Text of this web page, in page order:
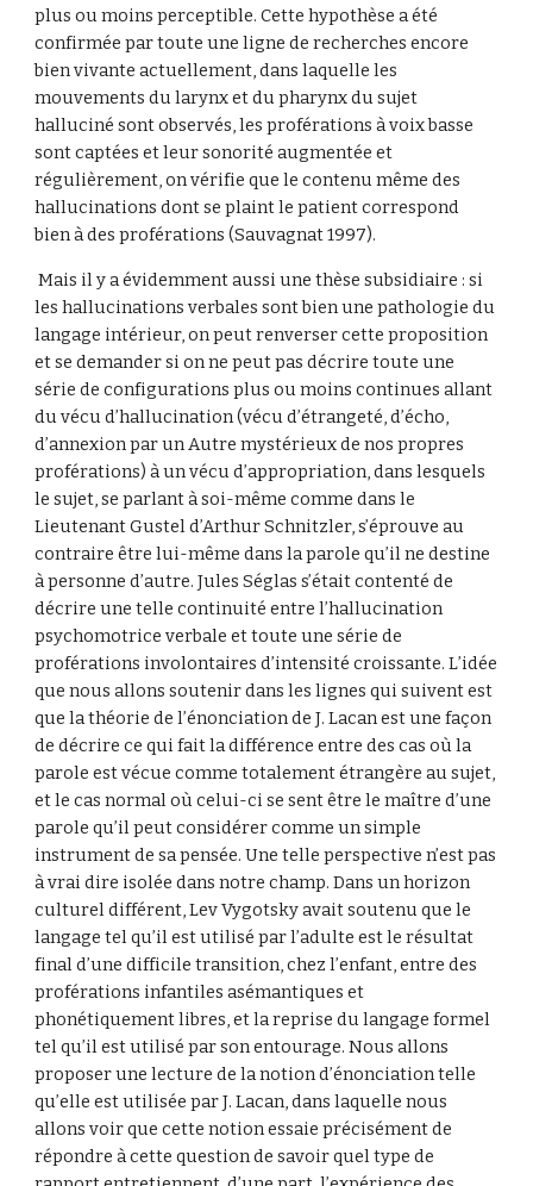
plus ou moins perceptible. Cette hypothèse a été
confirmée par toute une ligne de recherches encore
bien vivante actuellement, dans laquelle les
mouvements du larynx et du pharynx du sujet
halluciné sont observés, les proférations à voix basse
sont captées et leur sonorité augmentée et
régulièrement, on vérifie que le contenu même des
hallucinations dont se plaint le patient correspond
bien à des proférations (Sauvagnat 1997).
Mais il y a évidemment aussi une thèse subsidiaire : si
les hallucinations verbales sont bien une pathologie du
langage intérieur, on peut renverser cette proposition
et se demander si on ne peut pas décrire toute une
série de configurations plus ou moins continues allant
du vécu d’hallucination (vécu d’étrangeté, d’écho,
d’annexion par un Autre mystérieux de nos propres
proférations) à un vécu d’appropriation, dans lesquels
le sujet, se parlant à soi-même comme dans le
Lieutenant Gustel d’Arthur Schnitzler, s’éprouve au
contraire être lui-même dans la parole qu’il ne destine
à personne d’autre. Jules Séglas s’était contenté de
décrire une telle continuité entre l’hallucination
psychomotrice verbale et toute une série de
proférations involontaires d’intensité croissante. L’idée
que nous allons soutenir dans les lignes qui suivent est
que la théorie de l’énonciation de J. Lacan est une façon
de décrire ce qui fait la différence entre des cas où la
parole est vécue comme totalement étrangère au sujet,
et le cas normal où celui-ci se sent être le maître d’une
parole qu’il peut considérer comme un simple
instrument de sa pensée. Une telle perspective n’est pas
à vrai dire isolée dans notre champ. Dans un horizon
culturel différent, Lev Vygotsky avait soutenu que le
langage tel qu’il est utilisé par l’adulte est le résultat
final d’une difficile transition, chez l’enfant, entre des
proférations infantiles asémantiques et
phonétiquement libres, et la reprise du langage formel
tel qu’il est utilisé par son entourage. Nous allons
proposer une lecture de la notion d’énonciation telle
qu’elle est utilisée par J. Lacan, dans laquelle nous
allons voir que cette notion essaie précisément de
répondre à cette question de savoir quel type de